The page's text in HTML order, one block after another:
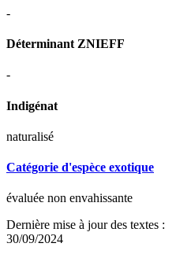
-
Déterminant ZNIEFF
-
Indigénat
naturalisé
Catégorie d'espèce exotique
évaluée non envahissante
Dernière mise à jour des textes :
30/09/2024